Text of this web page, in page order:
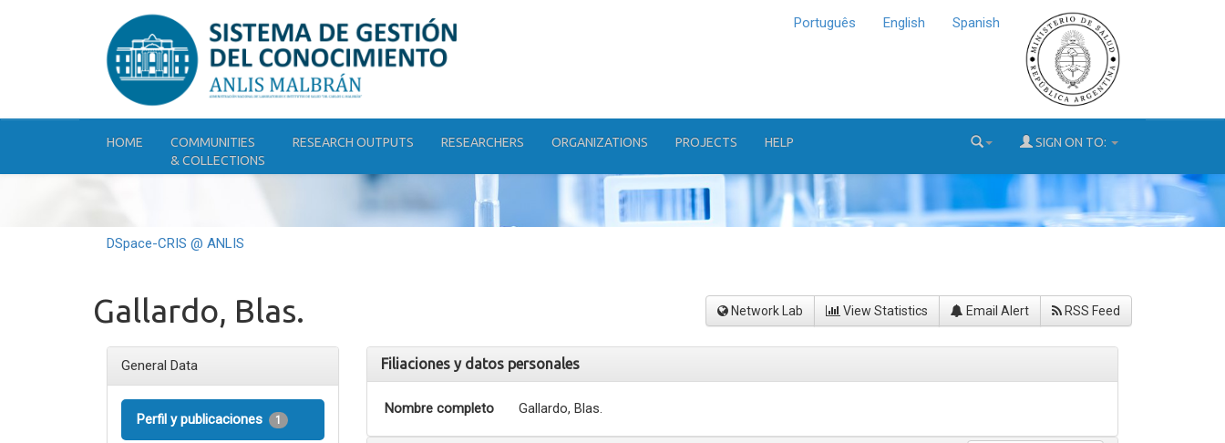
Português English Spanish
HOME
COMMUNITIES
& COLLECTIONS
RESEARCH OUTPUTS RESEARCHERS ORGANIZATIONS PROJECTS HELP SIGN ON TO:
DSpace-CRIS @ ANLIS
Gallardo, Blas. Network Lab View Statistics Email Alert RSS Feed
General Data
Perfil y publicaciones 1
Filiaciones y datos personales
Nombre completo Gallardo, Blas.